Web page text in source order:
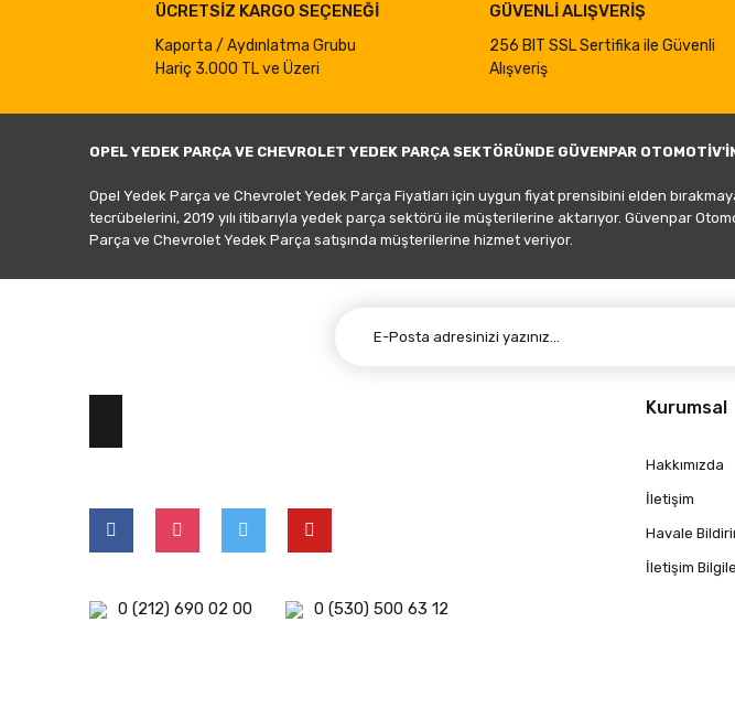
Ürün açıklamasında eksik bilgiler bulunuyor.
Ürün bilgilerinde hatalar bulunuyor.
Ürün fiyatı diğer sitelerden daha pahalı.
ÜCRETSİZ KARGO SEÇENEĞİ
Kaporta / Aydınlatma Grubu
Hariç 3.000 TL ve Üzeri
GÜVENLİ ALIŞVERİŞ
256 BIT SSL Sertifika ile Güvenli
Alışveriş
OPEL YEDEK PARÇA VE CHEVROLET YEDEK PARÇA SEKTÖRÜNDE GÜVENPAR
Opel Yedek Parça ve Chevrolet Yedek Parça Fiyatları için uygun fiyat prensibini elden
tecrübelerini, 2019 yılı itibarıyla yedek parça sektörü ile müşterilerine aktarıyor. Güvenpar
Parça ve Chevrolet Yedek Parça satışında müşterilerine hizmet veriyor.
0 (212) 690 02 00 0 (530) 500 63 12
Kurumsal
Hakkımızda
İletişim
Havale
İletişim